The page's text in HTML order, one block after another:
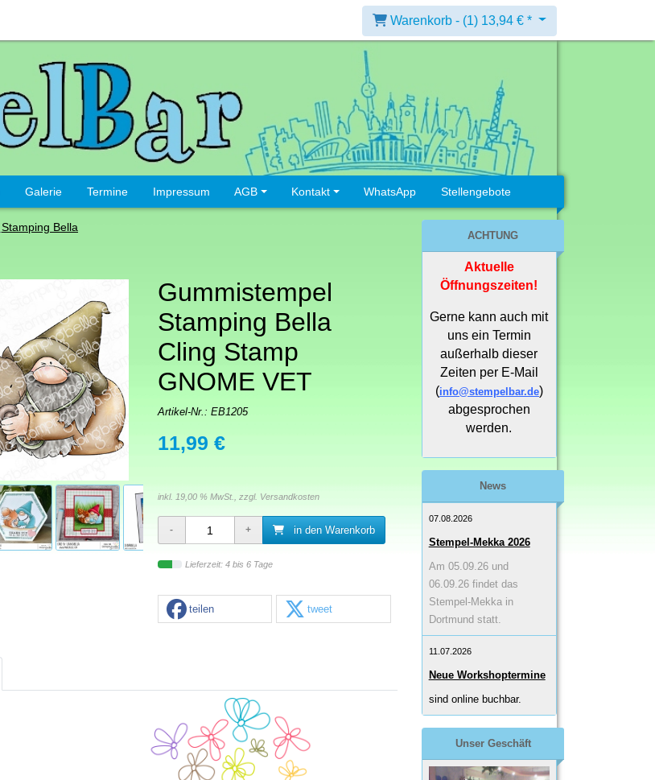
Warenkorb - (1) 13,94 € *
Galerie Termine Impressum AGB Kontakt WhatsApp Stellengebote
Stamping Bella
Gummistempel
Stamping Bella
Cling Stamp
GNOME VET
Artikel-Nr.: EB1205
11,99 €
inkl. 19,00 % MwSt., zzgl. Versandkosten
in den Warenkorb
Lieferzeit: 4 bis 6 Tage
teilen tweet
ACHTUNG
Aktuelle
Öffnungszeiten!
Gerne kann auch mit
uns ein Termin
außerhalb dieser
Zeiten per E-Mail
(info@stempelbar.de)
abgesprochen
werden.
News
07.08.2026
Stempel-Mekka 2026
Am 05.09.26 und
06.09.26 findet das
Stempel-Mekka in
Dortmund statt.
11.07.2026
Neue Workshoptermine
sind online buchbar.
Unser Geschäft